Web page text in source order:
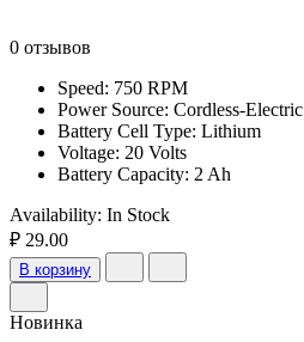
0 отзывов
Speed: 750 RPM
Power Source: Cordless-Electric
Battery Cell Type: Lithium
Voltage: 20 Volts
Battery Capacity: 2 Ah
Availability: In Stock
₽ 29.00
В корзину
Новинка